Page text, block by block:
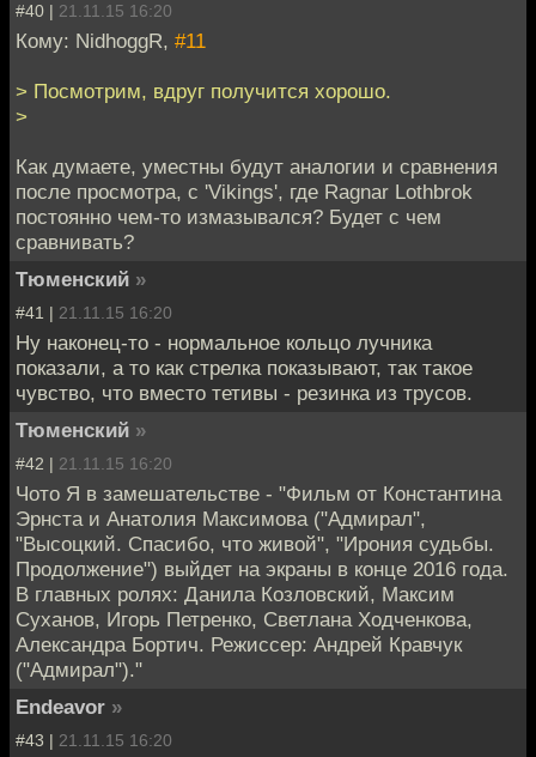
#40 | 21.11.15 16:20
Кому: NidhoggR, #11
> Посмотрим, вдруг получится хорошо.
>
Как думаете, уместны будут аналогии и сравнения
после просмотра, с 'Vikings', где Ragnar Lothbrok
постоянно чем-то измазывался? Будет с чем
сравнивать?
Тюменский »
#41 | 21.11.15 16:20
Ну наконец-то - нормальное кольцо лучника
показали, а то как стрелка показывают, так такое
чувство, что вместо тетивы - резинка из трусов.
Тюменский »
#42 | 21.11.15 16:20
Чото Я в замешательстве - "Фильм от Константина
Эрнста и Анатолия Максимова ("Адмирал",
"Высоцкий. Спасибо, что живой", "Ирония судьбы.
Продолжение") выйдет на экраны в конце 2016 года.
В главных ролях: Данила Козловский, Максим
Суханов, Игорь Петренко, Светлана Ходченкова,
Александра Бортич. Режиссер: Андрей Кравчук
("Адмирал")."
Endeavor »
#43 | 21.11.15 16:20